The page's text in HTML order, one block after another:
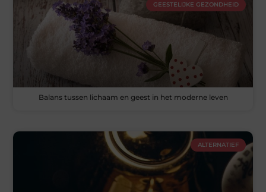
GEESTELIJKE GEZONDHEID
Balans tussen lichaam en geest in het moderne leven
ALTERNATIEF